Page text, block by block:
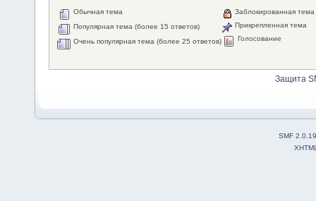
Обычная тема
Популярная тема (более 15 ответов)
Очень популярная тема (более 25 ответов)
Заблокированная тема
Прикрепленная тема
Голосование
Защита
SMF 2.0.19